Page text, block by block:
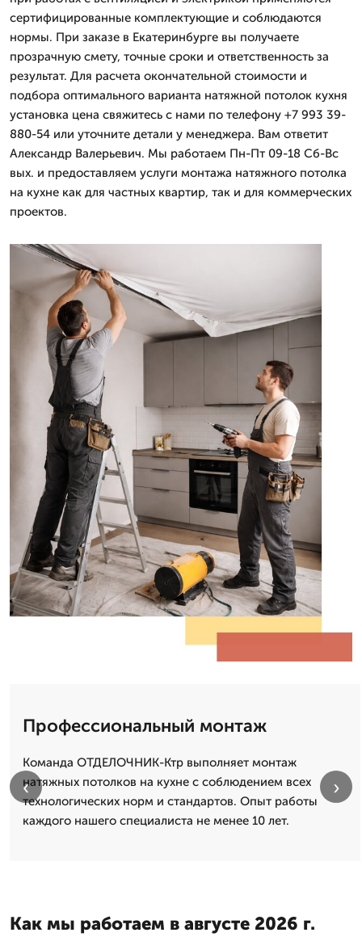
сертифицированные комплектующие и соблюдаются
нормы. При заказе в Екатеринбурге вы получаете
прозрачную смету, точные сроки и ответственность за
результат. Для расчета окончательной стоимости и
подбора оптимального варианта натяжной потолок кухня
установка цена свяжитесь с нами по телефону +7 993 39-
880-54 или уточните детали у менеджера. Вам ответит
Александр Валерьевич. Мы работаем Пн-Пт 09-18 Сб-Вс
вых. и предоставляем услуги монтажа натяжного потолка
на кухне как для частных квартир, так и для коммерческих
проектов.
Профессиональный монтаж
Команда ОТДЕЛОЧНИК-Ктр выполняет монтаж
натяжных потолков на кухне с соблюдением всех
технологических норм и стандартов. Опыт работы
каждого нашего специалиста не менее 10 лет.
‹ ›
Как мы работаем в августе 2026 г.